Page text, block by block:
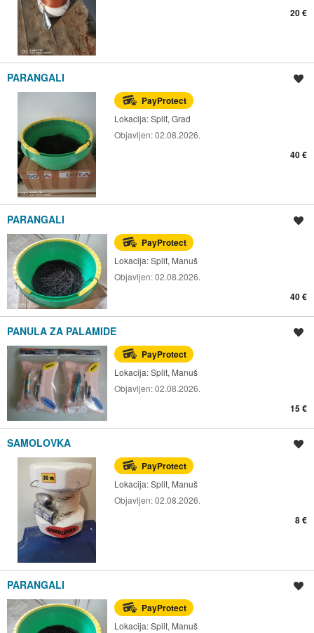
20 €
PARANGALI
PayProtect
Lokacija:Split, Grad
Objavljen:02.08.2026.
40 €
PARANGALI
PayProtect
Lokacija:Split, Manuš
Objavljen:02.08.2026.
40 €
PANULA ZA PALAMIDE
PayProtect
Lokacija:Split, Manuš
Objavljen:02.08.2026.
15 €
SAMOLOVKA
PayProtect
Lokacija:Split, Manuš
Objavljen:02.08.2026.
8 €
PARANGALI
PayProtect
Lokacija:Split, Manuš